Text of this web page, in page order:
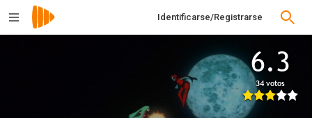
Identificarse/Registrarse
6.3
34 votos